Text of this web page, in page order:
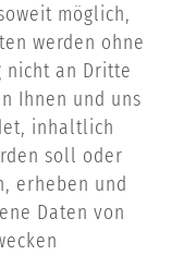
möglich,
werden ohne
nicht an Dritte
Ihnen und uns
inhaltlich
soll oder
erheben und
Daten von